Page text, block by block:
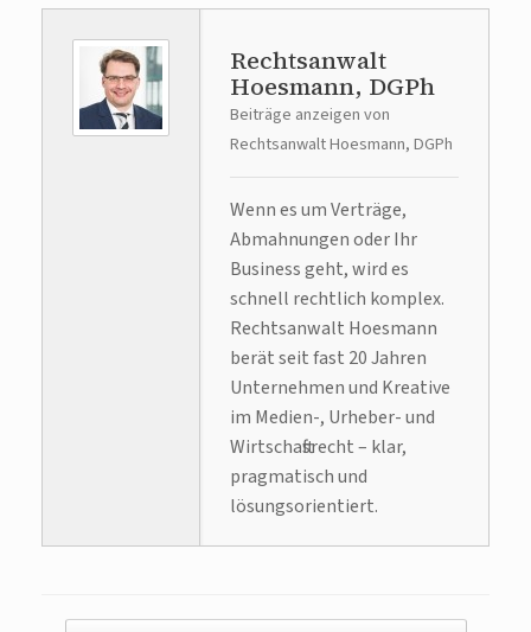
Rechtsanwalt
Hoesmann, DGPh
Beiträge anzeigen von
Rechtsanwalt Hoesmann, DGPh
Wenn es um Verträge,
Abmahnungen oder Ihr
Business geht, wird es
schnell rechtlich komplex.
Rechtsanwalt Hoesmann
berät seit fast 20 Jahren
Unternehmen und Kreative
im Medien-, Urheber- und
Wirtschaftsrecht – klar,
pragmatisch und
lösungsorientiert.